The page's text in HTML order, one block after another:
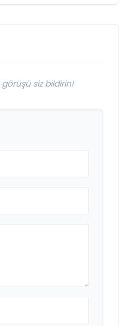
görüşü siz bildirin!